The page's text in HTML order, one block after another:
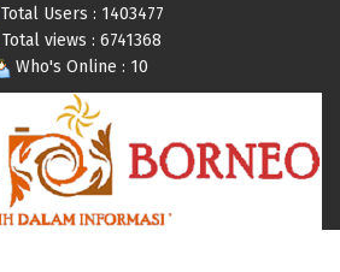
Total Users : 1403477
Total views : 6741368
Who's Online : 10